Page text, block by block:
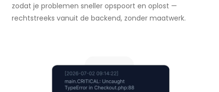
zodat je problemen sneller opspoort en oplost —
rechtstreeks vanuit de backend, zonder maatwerk.